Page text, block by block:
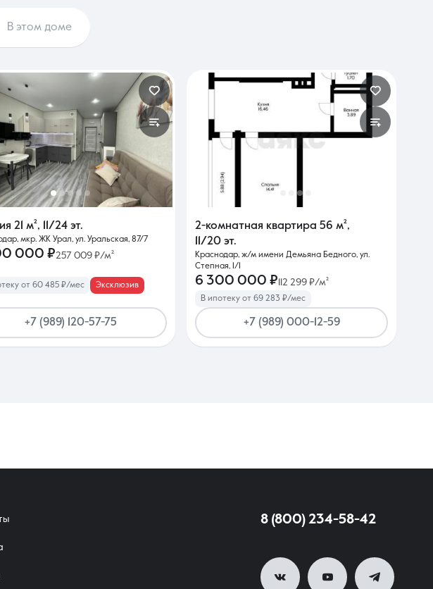
В этом доме
21 м², 11/24 эт.
мкр. ЖК Урал, ул. Уральская, 87/7
000 ₽257 009 ₽/м²
от 60 485 ₽/мес Эксклюзив
+7 (989) 120-57-75
2-комнатная квартира 56 м²,
11/20 эт.
Краснодар, ж/м имени Демьяна Бедного, ул.
Степная, 1/1
6 300 000 ₽ 112 299 ₽/м²
В ипотеку от 69 283 ₽/мес
+7 (989) 000-12-59
8 (800) 234-58-42